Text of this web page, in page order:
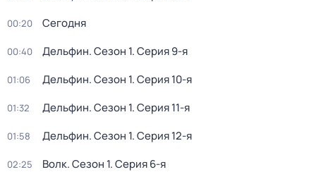
00:20 Сегодня
00:40 Дельфин. Сезон 1. Серия 9-я
01:06 Дельфин. Сезон 1. Серия 10-я
01:32 Дельфин. Сезон 1. Серия 11-я
01:58 Дельфин. Сезон 1. Серия 12-я
02:25 Волк. Сезон 1. Серия 6-я